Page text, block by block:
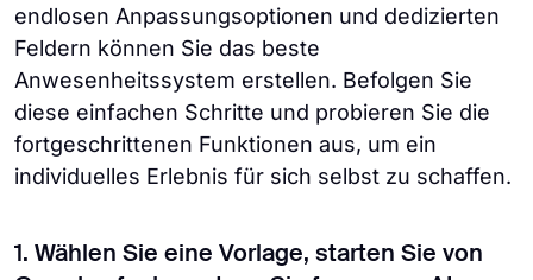
endlosen Anpassungsoptionen und dedizierten
Feldern können Sie das beste
Anwesenheitssystem erstellen. Befolgen Sie
diese einfachen Schritte und probieren Sie die
fortgeschrittenen Funktionen aus, um ein
individuelles Erlebnis für sich selbst zu schaffen.
1. Wählen Sie eine Vorlage, starten Sie von